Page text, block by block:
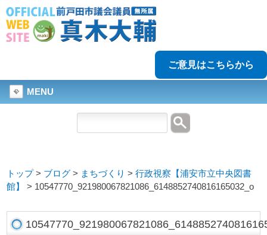
ご意見はこちらから
MENU
トップ> ブログ > まちづくり >行政視察【浦安市立中央図書
館】
> 10547770_921980067821086_6148852740816165032_o